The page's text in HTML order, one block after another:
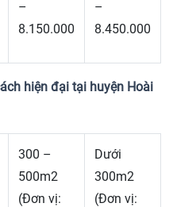
–
8.150.000
–
8.450.000
hiện đại tại huyện Hoài
300 –
500m2
(Đơn vị:
Dưới
300m2
(Đơn vị: